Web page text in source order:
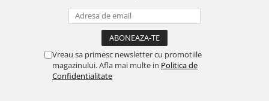
Vreau sa primesc newsletter cu promotiile
magazinului. Afla mai multe in Politica de
Confidentialitate